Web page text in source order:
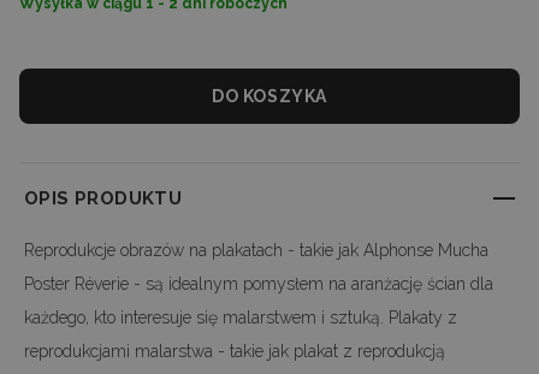
Wysyłka w ciągu 1 - 2 dni roboczych
DO KOSZYKA
OPIS PRODUKTU
Reprodukcje obrazów na plakatach - takie jak Alphonse Mucha
Poster Réverie - są idealnym pomysłem na aranżację ścian dla
każdego, kto interesuje się malarstwem i sztuką. Plakaty z
reprodukcjami malarstwa - takie jak plakat z reprodukcją